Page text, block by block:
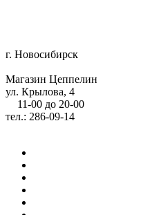
г. Новосибирск
Магазин Цеппелин
ул. Крылова, 4
11-00 до 20-00
тел.: 286-09-14